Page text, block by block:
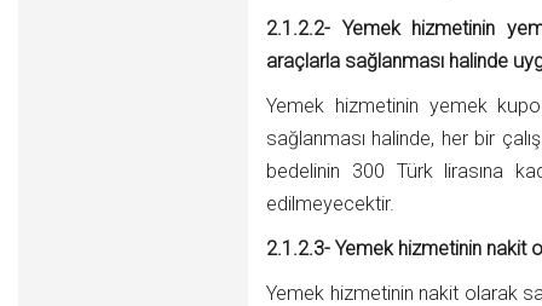
2.1.2.2- Yemek hizmetinin
araçlarla sağlanması halinde
Yemek hizmetinin yemek
sağlanması halinde, her bir
bedelinin 300 Türk lirasına
edilmeyecektir.
2.1.2.3- Yemek hizmetinin nakit
Yemek hizmetinin nakit olarak